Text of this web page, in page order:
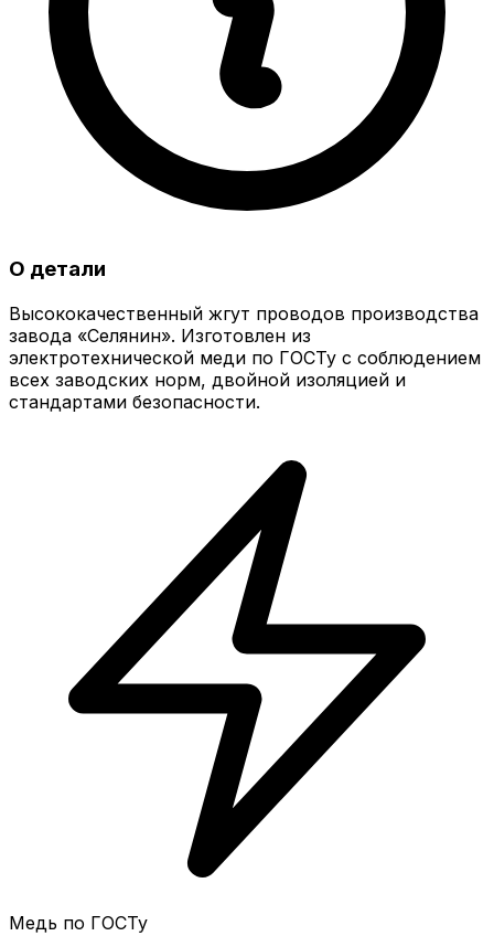
О детали
Высококачественный жгут проводов производства
завода «Селянин». Изготовлен из
электротехнической меди по ГОСТу с соблюдением
всех заводских норм, двойной изоляцией и
стандартами безопасности.
Медь по ГОСТу